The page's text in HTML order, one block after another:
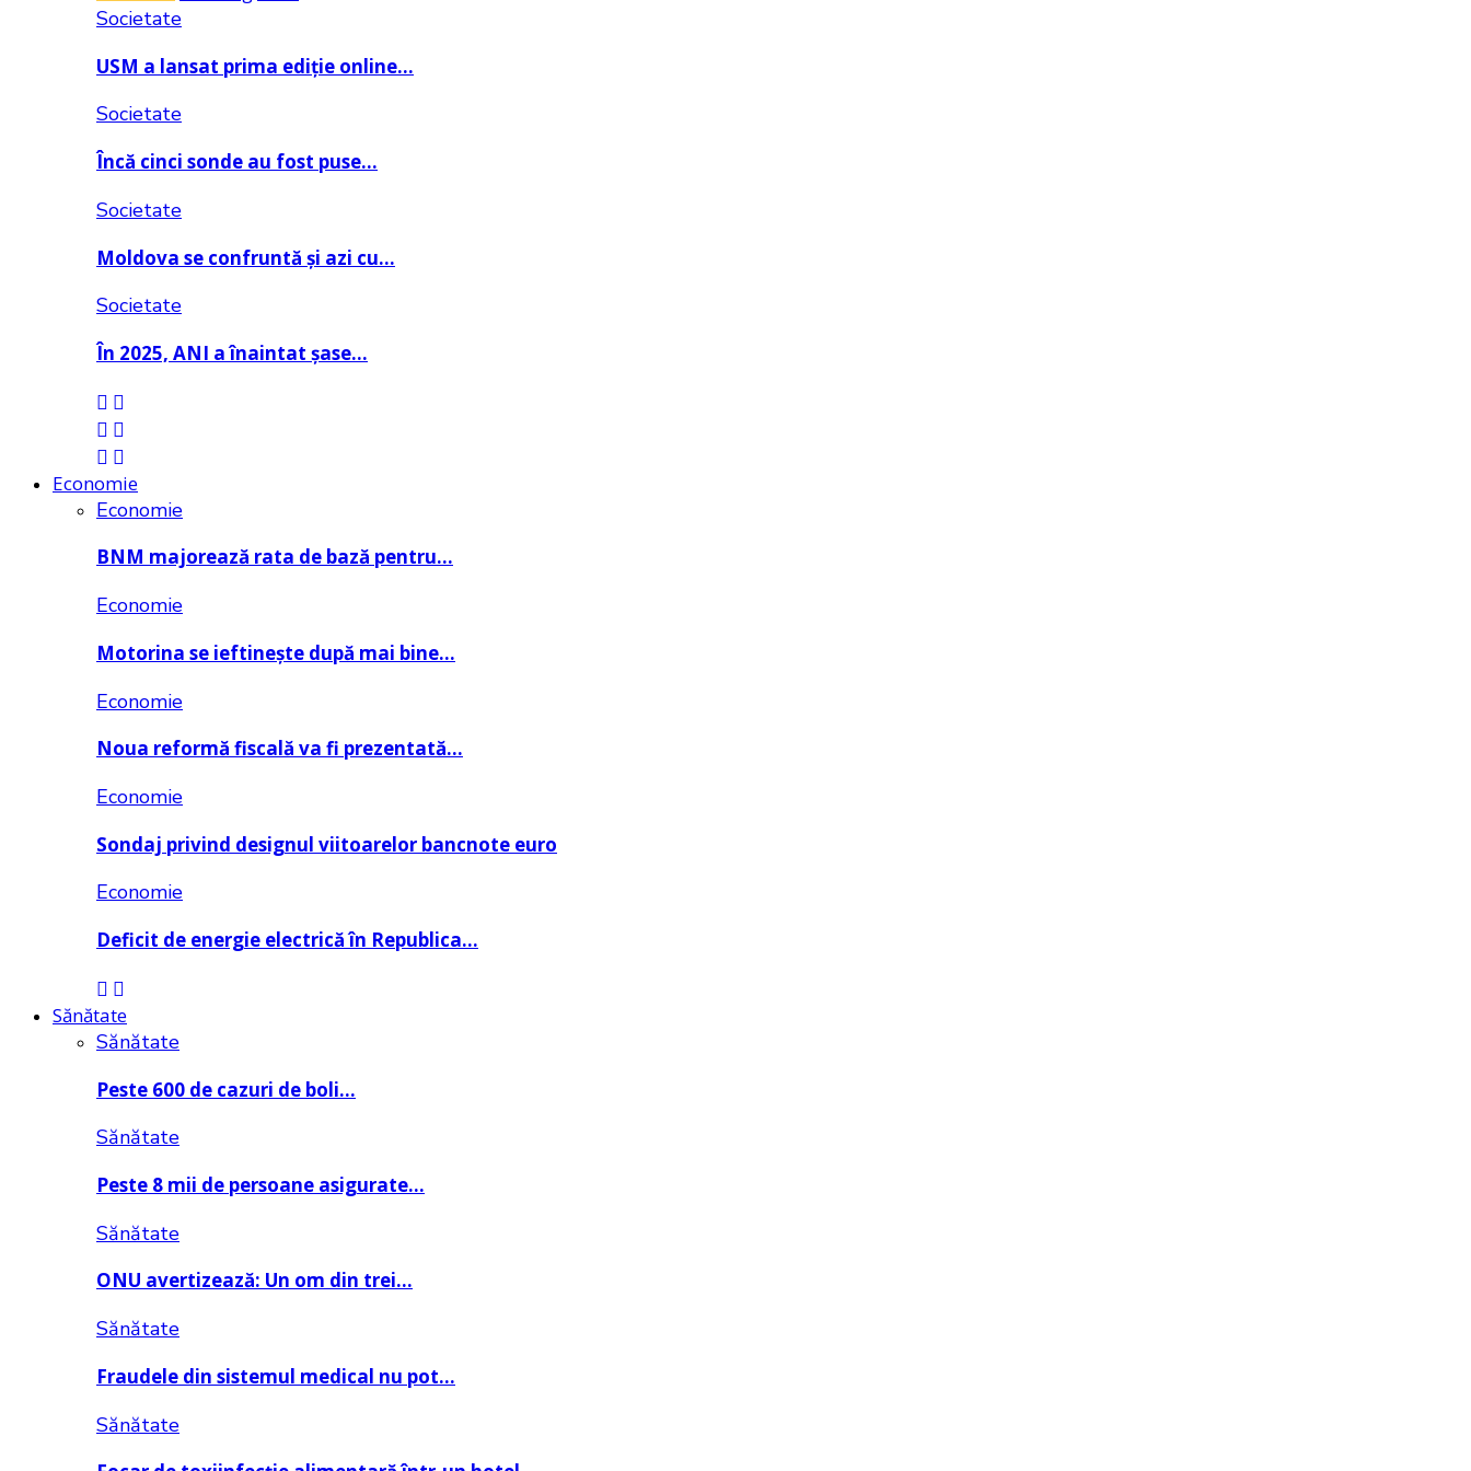
Societate
USM a lansat prima ediție online…
Societate
Încă cinci sonde au fost puse…
Societate
Moldova se confruntă și azi cu…
Societate
În 2025, ANI a înaintat șase…
Economie
Economie
BNM majorează rata de bază pentru…
Economie
Motorina se ieftinește după mai bine…
Economie
Noua reformă fiscală va fi prezentată…
Economie
Sondaj privind designul viitoarelor bancnote euro
Economie
Deficit de energie electrică în Republica…
Sănătate
Sănătate
Peste 600 de cazuri de boli…
Sănătate
Peste 8 mii de persoane asigurate…
Sănătate
ONU avertizează: Un om din trei…
Sănătate
Fraudele din sistemul medical nu pot…
Sănătate